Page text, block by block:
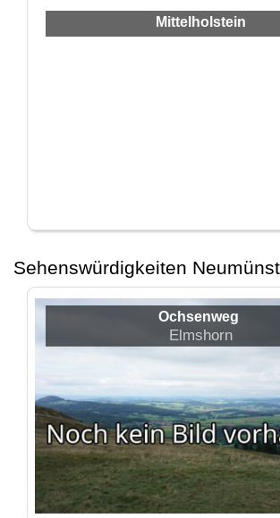
Mittelholstein
Sehenswürdigkeiten
Ochsenweg
Elmshorn